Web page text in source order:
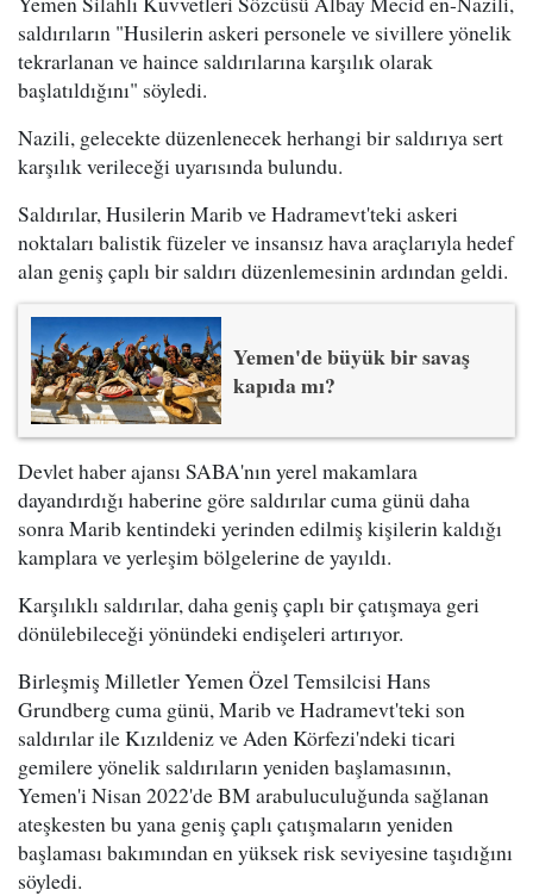
saldırıların "Husilerin askeri personele ve sivillere yönelik
tekrarlanan ve haince saldırılarına karşılık olarak
başlatıldığını" söyledi.
Nazili, gelecekte düzenlenecek herhangi bir saldırıya sert
karşılık verileceği uyarısında bulundu.
Saldırılar, Husilerin Marib ve Hadramevt'teki askeri
noktaları balistik füzeler ve insansız hava araçlarıyla hedef
alan geniş çaplı bir saldırı düzenlemesinin ardından geldi.
Yemen'de büyük bir savaş
kapıda mı?
Devlet haber ajansı SABA'nın yerel makamlara
dayandırdığı haberine göre saldırılar cuma günü daha
sonra Marib kentindeki yerinden edilmiş kişilerin kaldığı
kamplara ve yerleşim bölgelerine de yayıldı.
Karşılıklı saldırılar, daha geniş çaplı bir çatışmaya geri
dönülebileceği yönündeki endişeleri artırıyor.
Birleşmiş Milletler Yemen Özel Temsilcisi Hans
Grundberg cuma günü, Marib ve Hadramevt'teki son
saldırılar ile Kızıldeniz ve Aden Körfezi'ndeki ticari
gemilere yönelik saldırıların yeniden başlamasının,
Yemen'i Nisan 2022'de BM arabuluculuğunda sağlanan
ateşkesten bu yana geniş çaplı çatışmaların yeniden
başlaması bakımından en yüksek risk seviyesine taşıdığını
söyledi.